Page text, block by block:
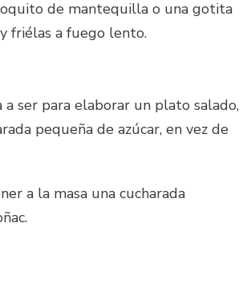
de mantequilla o una gotita
friélas a fuego lento.
a ser para elaborar un plato salado,
pequeña de azúcar, en vez de
a la masa una cucharada